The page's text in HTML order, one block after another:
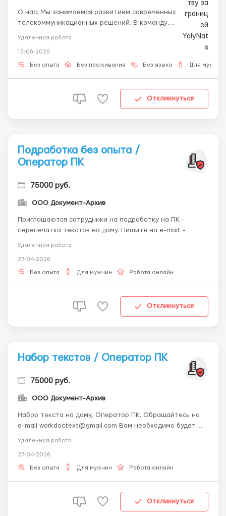
О нас: Мы занимаемся развитием современных
телекоммуникационных решений. В команду
приглашаем новых коллег, которые помогут нам
Чем будете заниматься: Принимать и обрабатывать
заявки пользователей. Помогать в подключении и
Удаленная работа
15-06-2026
Без опыта Без проживания Без языка Для мужчин
Откликнуться
Подработка без опыта /
Оператор ПК
75000 руб.
ООО Документ-Архив
Приглашаются сотрудники на подработку на ПК -
перепечатка текстов на дому. Пишите на e-mail: -
workdoctext@gmail.com Необходимо наличие
почта и минимальные навыки работы с текстовыми
редакторами. Место жительства значения не имеет.
Удаленная работа
27-04-2026
Без опыта Для мужчин Работа онлайн
Откликнуться
Набор текстов / Оператор ПК
75000 руб.
ООО Документ-Архив
Набор текста на дому, Оператор ПК. Обращайтесь на
e-mail workdoctext@gmail.com Вам необходимо будет
русского языка, знание Microsoft Word, наличие
домашнего компьютера и доступа к электронной почте.
Удаленная работа
27-04-2026
Без опыта Для мужчин Работа онлайн
Откликнуться